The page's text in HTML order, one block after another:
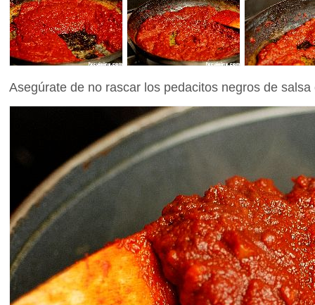
Asegúrate de no rascar los pedacitos negros de